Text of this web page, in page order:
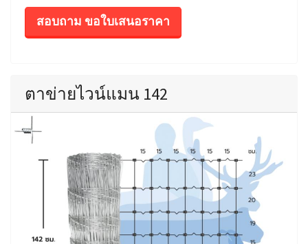
สอบถาม ขอใบเสนอราคา
ตาข่ายไวน์แมน 142